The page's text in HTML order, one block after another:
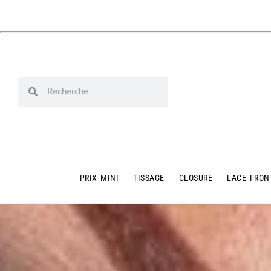
PRIX MINI TISSAGE CLOSURE LACE